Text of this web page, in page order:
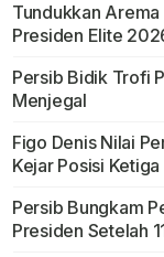
Tundukkan
Presiden Elite
Persib Bidik Trofi
Menjegal
Figo Denis Nilai
Kejar Posisi
Persib Bungkam
Presiden Setelah